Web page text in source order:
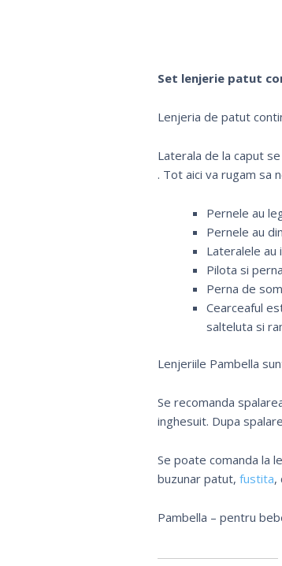
Set lenjerie patut
Lenjeria de patut
Laterala de la caput
. Tot aici va rugam sa
Pernele au
Pernele au
Lateralele au
Pilota si
Perna de
Cearceaful
salteluta si
Lenjeriile Pambella
Se recomanda
inghesuit. Dupa
Se poate comanda la
buzunar patut, fustita,
Pambella – pentru